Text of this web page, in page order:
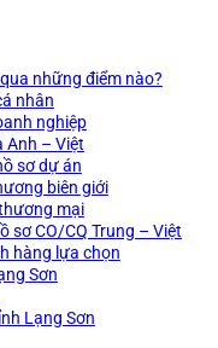
những điểm nào?
nhân
nghiệp
Anh – Việt
sơ dự án
biên giới
mại
sơ CO/CQ Trung – Việt
hàng lựa chọn
Sơn
Lạng Sơn